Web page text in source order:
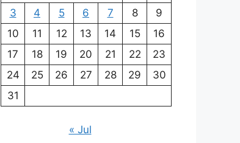
3
4 5 6 7 8
9
10
11 12 13 14 15
16
17
18 19 20 21 22
23
24
25 26 27 28 29
30
31
« Jul